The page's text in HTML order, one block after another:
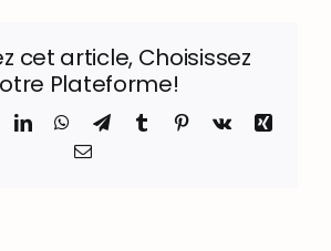
cet article, Choisissez
Plateforme!
LinkedInWhatsApp
TelegramTumblr Pinterest
Vk
Xing
Email